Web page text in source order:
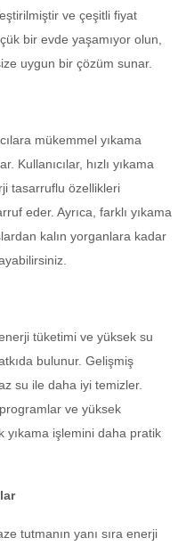
ve çeşitli fiyat
bir evde yaşamıyor olun,
uygun bir çözüm sunar.
mükemmel yıkama
Kullanıcılar, hızlı yıkama
tasarruflu özellikleri
eder. Ayrıca, farklı yıkama
kalın yorganlara kadar
tüketimi ve yüksek su
bulunur. Gelişmiş
su ile daha iyi temizler.
programlar ve yüksek
yıkama işlemini daha pratik
tutmanın yanı sıra enerji